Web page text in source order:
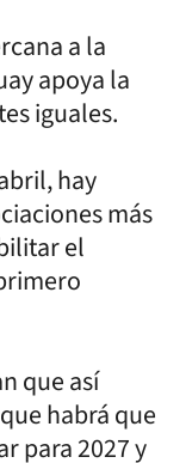
a la
apoya la
iguales.
hay
más
el
que así
habrá que
para 2027 y